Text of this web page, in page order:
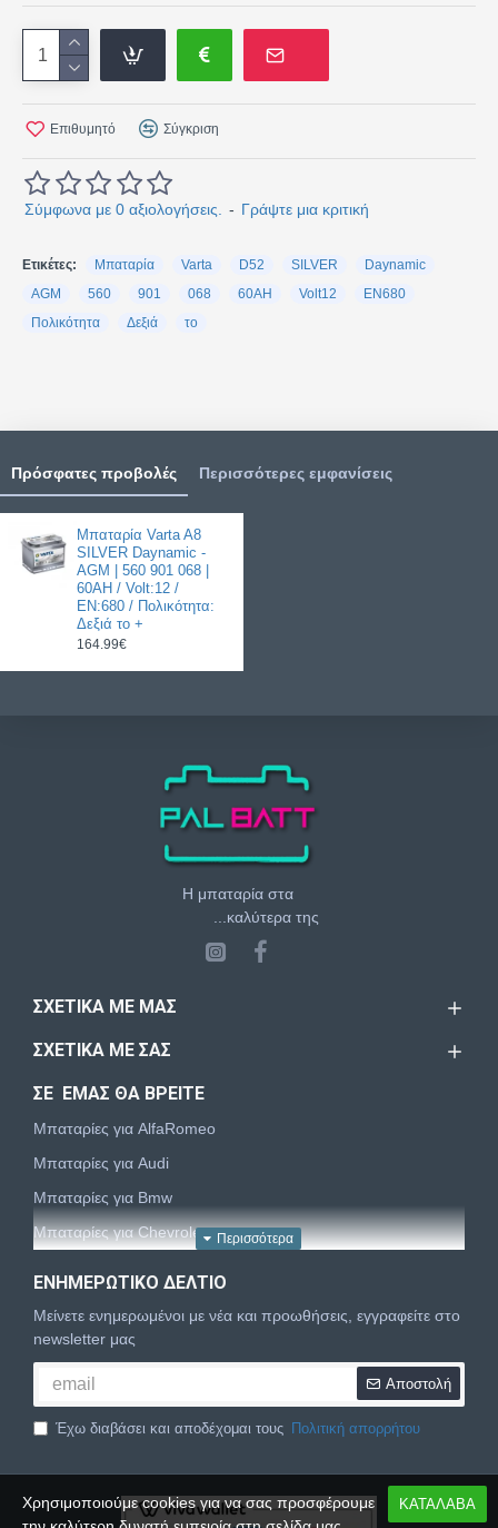
Σύμφωνα με 0 αξιολογήσεις. - Γράψτε μια κριτική
Επιθυμητό Σύγκριση
Ετικέτες: Μπαταρία Varta D52 SILVER
Daynamic
AGM
560 901 068 60AH Volt12
EN680
Πολικότητα
Δεξιά το
Πρόσφατες προβολές Περισσότερες εμφανίσεις
Μπαταρία Varta A8
SILVER Daynamic -
AGM | 560 901 068 |
60AH / Volt:12 /
EN:680 / Πολικότητα:
Δεξιά το +
164.99€
Η μπαταρία στα
...καλύτερα της
ΣΧΕΤΙΚΆ ΜΕ ΜΑΣ
ΣΧΕΤΙΚΆ ΜΕ ΣΑΣ
ΣΕ ΕΜΑΣ ΘΑ ΒΡΕΙΤΕ
Μπαταρίες για AlfaRomeo
Μπαταρίες για Audi
Μπαταρίες για Bmw
Μπαταρίες για Chevrolet
Μπαταρίες για Dacia
Μπαταρίες για Daewoo
Μπαταρίες για Daihatsu
Μπαταρίες για Dodge
Μπαταρίες για Fiat
Μπαταρίες για Ford
ΕΝΗΜΕΡΩΤΙΚΌ ΔΕΛΤΊΟ
Μείνετε ενημερωμένοι με νέα και προωθήσεις, εγγραφείτε στο
newsletter μας
Αποστολή
Έχω διαβάσει και αποδέχομαι τους Πολιτική απορρήτου
ΚΑΤΑΛΑΒΑ
Χρησιμοποιούμε cookies για να σας προσφέρουμε